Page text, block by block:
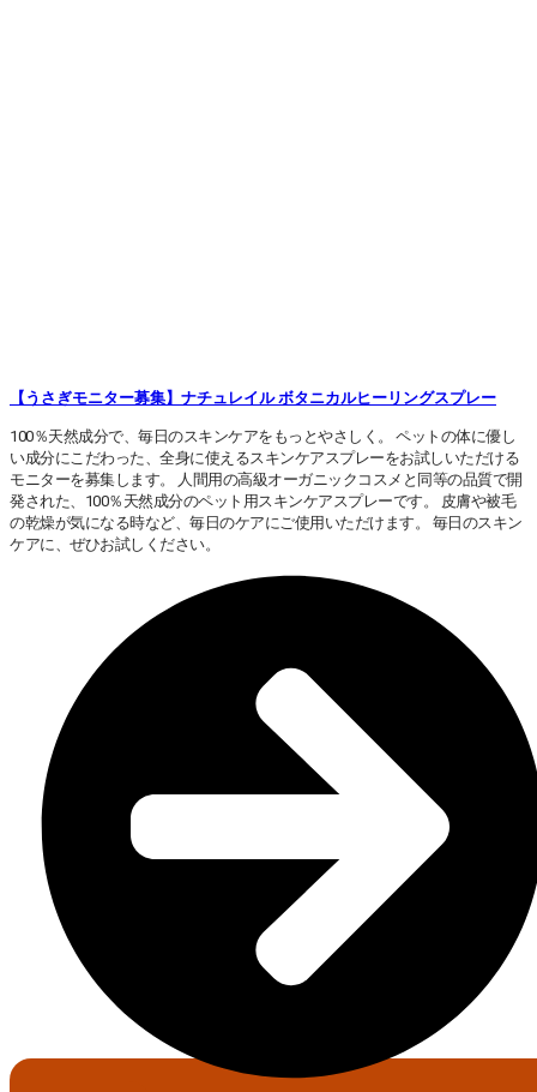
【うさぎモニター募集】ナチュレイル ボタニカルヒーリングスプレー
100％天然成分で、毎日のスキンケアをもっとやさしく。 ペットの体に優し
い成分にこだわった、全身に使えるスキンケアスプレーをお試しいただける
モニターを募集します。 人間用の高級オーガニックコスメと同等の品質で開
発された、100％天然成分のペット用スキンケアスプレーです。 皮膚や被毛
の乾燥が気になる時など、毎日のケアにご使用いただけます。 毎日のスキン
ケアに、ぜひお試しください。